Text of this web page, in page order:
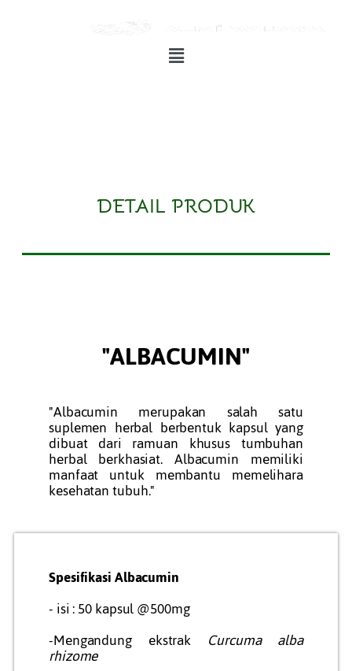
DETAIL PRODUK
"ALBACUMIN"
"Albacumin merupakan salah satu
suplemen herbal berbentuk kapsul yang
dibuat dari ramuan khusus tumbuhan
herbal berkhasiat. Albacumin memiliki
manfaat untuk membantu memelihara
kesehatan tubuh."
Spesifikasi Albacumin
- isi : 50 kapsul @500mg
-Mengandung ekstrak Curcuma alba
rhizome